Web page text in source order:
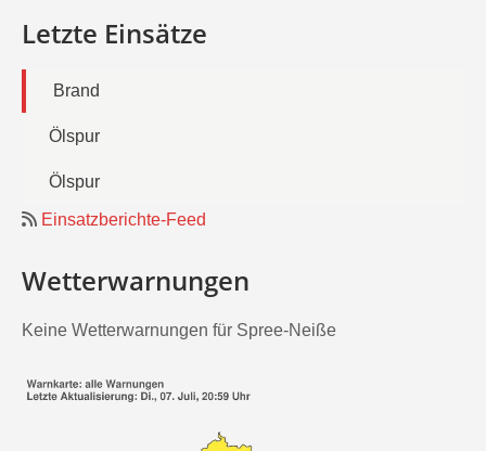
Letzte Einsätze
Brand
Ölspur
Ölspur
Einsatzberichte-Feed
Wetterwarnungen
Keine Wetterwarnungen für Spree-Neiße